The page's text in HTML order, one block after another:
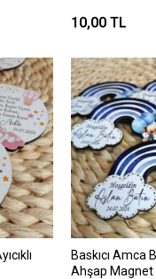
10,00 TL
Baskıcı Amca
Ahşap Magnet